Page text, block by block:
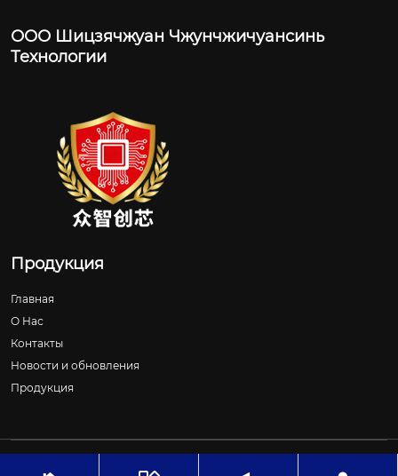
ООО Шицзячжуан Чжунчжичуансинь
Технологии
Продукция
Главная
О Нас
Контакты
Новости и обновления
Продукция